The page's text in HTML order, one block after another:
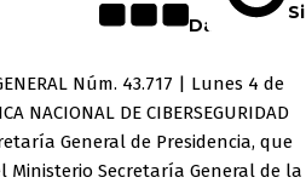
Database
Núm. 43.717 | Lunes 4 de
NACIONAL DE CIBERSEGURIDAD
General de Presidencia, que
Ministerio Secretaría General de la